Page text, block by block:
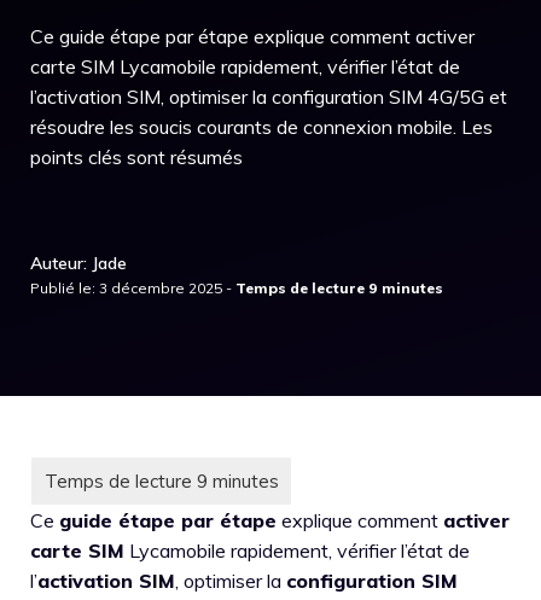
Ce guide étape par étape explique comment activer
carte SIM Lycamobile rapidement, vérifier l’état de
l’activation SIM, optimiser la configuration SIM 4G/5G et
résoudre les soucis courants de connexion mobile. Les
points clés sont résumés
Auteur: Jade
Publié le: 3 décembre 2025 -
Ce guide étape par étape explique comment activer
carte SIM Lycamobile rapidement, vérifier l’état de
l’activation SIM, optimiser la configuration SIM